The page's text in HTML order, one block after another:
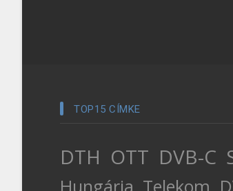
TOP15 CÍMKE
DTH OTT DVB-C